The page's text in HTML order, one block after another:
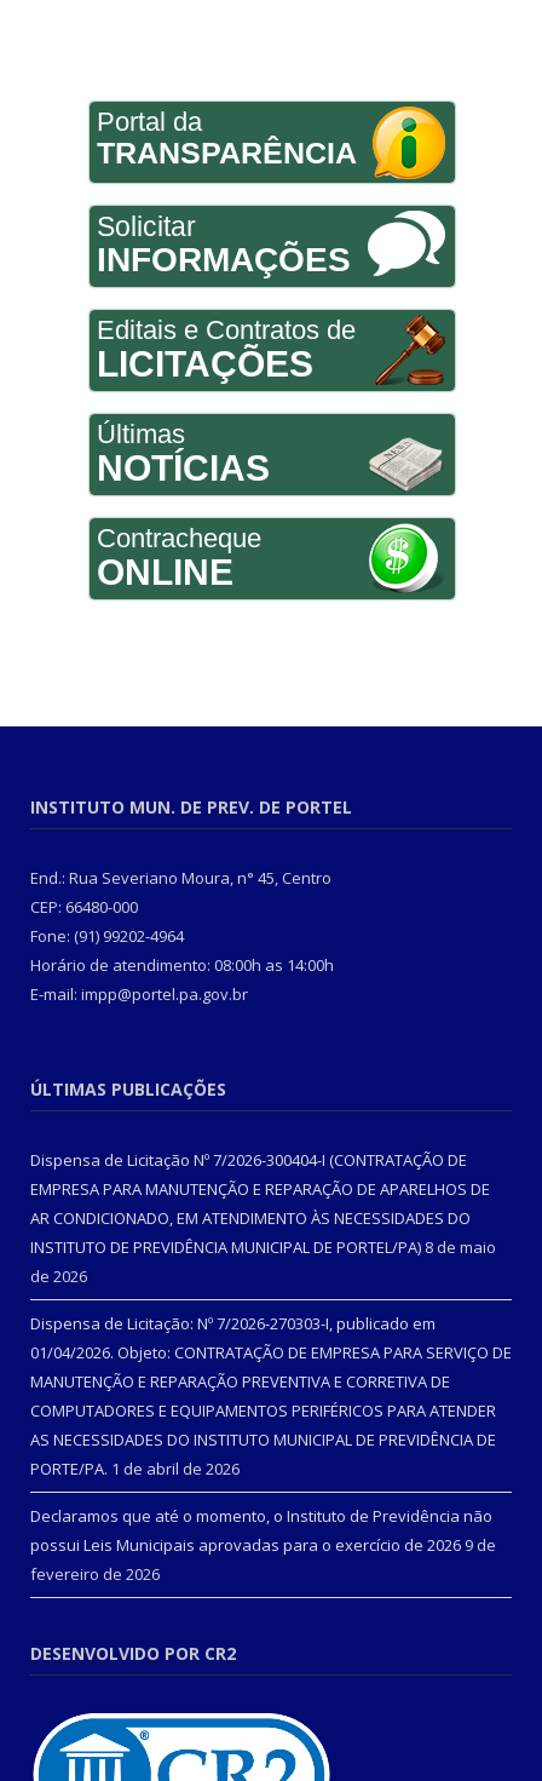
Portal da
TRANSPARÊNCIA
Solicitar
INFORMAÇÕES
Editais e Contratos de
LICITAÇÕES
Últimas
NOTÍCIAS
Contracheque
ONLINE
INSTITUTO MUN. DE PREV. DE PORTEL
End.: Rua Severiano Moura, n° 45, Centro
CEP: 66480-000
Fone: (91) 99202-4964
Horário de atendimento: 08:00h as 14:00h
E-mail: impp@portel.pa.gov.br
ÚLTIMAS PUBLICAÇÕES
Dispensa de Licitação Nº 7/2026-300404-I (CONTRATAÇÃO DE
EMPRESA PARA MANUTENÇÃO E REPARAÇÃO DE APARELHOS DE
AR CONDICIONADO, EM ATENDIMENTO ÀS NECESSIDADES DO
INSTITUTO DE PREVIDÊNCIA MUNICIPAL DE PORTEL/PA) 8 de maio
de 2026
Dispensa de Licitação: Nº 7/2026-270303-I, publicado em
01/04/2026. Objeto: CONTRATAÇÃO DE EMPRESA PARA SERVIÇO DE
MANUTENÇÃO E REPARAÇÃO PREVENTIVA E CORRETIVA DE
COMPUTADORES E EQUIPAMENTOS PERIFÉRICOS PARA ATENDER
AS NECESSIDADES DO INSTITUTO MUNICIPAL DE PREVIDÊNCIA DE
PORTE/PA. 1 de abril de 2026
Declaramos que até o momento, o Instituto de Previdência não
possui Leis Municipais aprovadas para o exercício de 2026 9 de
fevereiro de 2026
DESENVOLVIDO POR CR2